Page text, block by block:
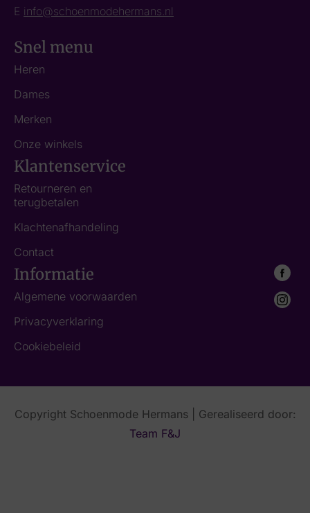
E info@schoenmodehermans.nl
Snel menu
Heren
Dames
Merken
Onze winkels
Klantenservice
Retourneren en
terugbetalen
Klachtenafhandeling
Contact
Informatie
Algemene voorwaarden
Privacyverklaring
Cookiebeleid
Copyright Schoenmode Hermans | Gerealiseerd door:
Team F&J